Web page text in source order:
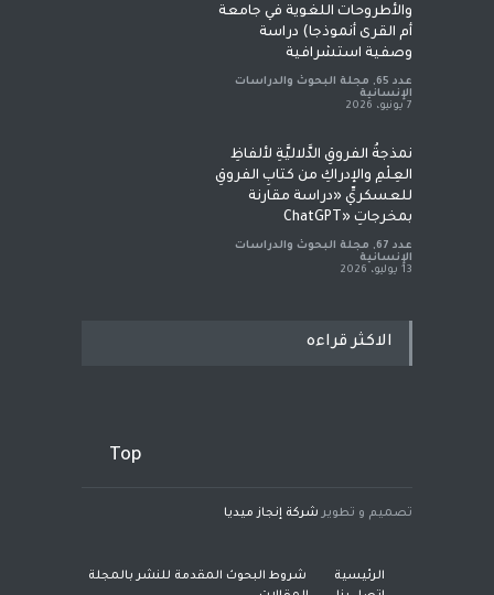
والأطروحات اللغوية في جامعة
أم القرى أنموذجا) دراسة
وصفية استشرافية
عدد 65 , مجلة البحوث والدراسات
الإنسانية
7 يونيو، 2026
نمذجةُ الفروقِ الدَّلاليَّةِ لألفاظِ
العِلْمِ والإدراكِ من كتابِ الفروقِ
للعسكريِّ «دراسة مقارنة
بمخرجاتِ «ChatGPT
عدد 67 , مجلة البحوث والدراسات
الإنسانية
13 يوليو، 2026
الاكثر قراءه
Top
تصميم و تطوير شركة إنجاز ميديا
الرئيسية
شروط البحوث المقدمة للنشر بالمجلة